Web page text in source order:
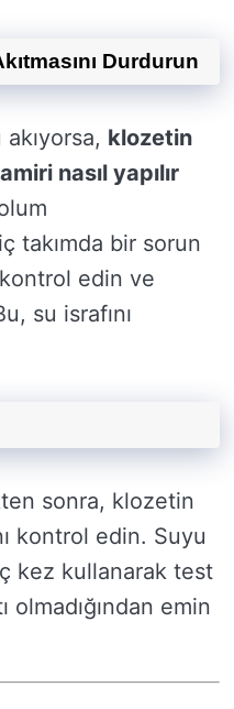
Durdurun
klozetin
nasıl yapılır
takımda bir sorun
edin ve
su israfını
sonra, klozetin
kontrol edin. Suyu
kez kullanarak test
olmadığından emin